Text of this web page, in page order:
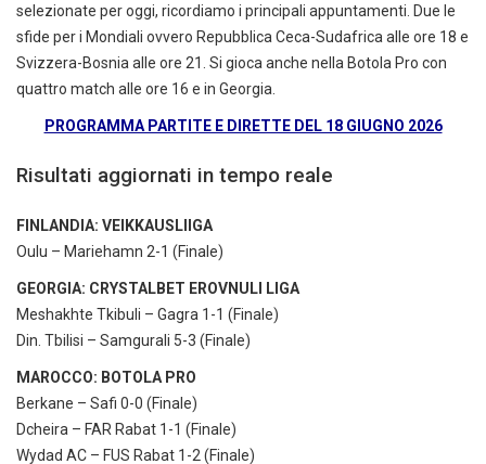
selezionate per oggi, ricordiamo i principali appuntamenti. Due le
sfide per i Mondiali ovvero Repubblica Ceca-Sudafrica alle ore 18 e
Svizzera-Bosnia alle ore 21. Si gioca anche nella Botola Pro con
quattro match alle ore 16 e in Georgia.
PROGRAMMA PARTITE E DIRETTE DEL 18 GIUGNO 2026
Risultati aggiornati in tempo reale
FINLANDIA: VEIKKAUSLIIGA
Oulu – Mariehamn 2-1 (Finale)
GEORGIA: CRYSTALBET EROVNULI LIGA
Meshakhte Tkibuli – Gagra 1-1 (Finale)
Din. Tbilisi – Samgurali 5-3 (Finale)
MAROCCO: BOTOLA PRO
Berkane – Safi 0-0 (Finale)
Dcheira – FAR Rabat 1-1 (Finale)
Wydad AC – FUS Rabat 1-2 (Finale)